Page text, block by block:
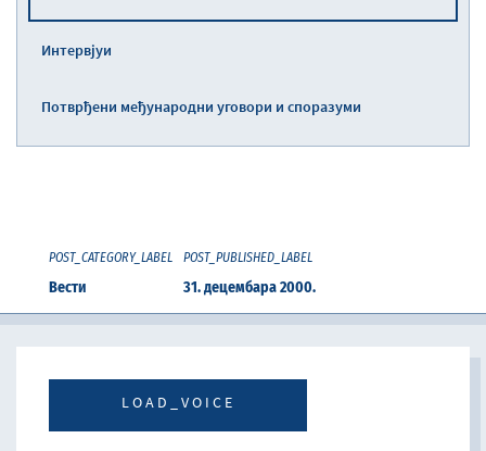
Интервјуи
Потврђени међународни уговори и споразуми
POST_CATEGORY_LABEL
Вести
POST_PUBLISHED_LABEL
31. децембара 2000.
LOAD_VOICE